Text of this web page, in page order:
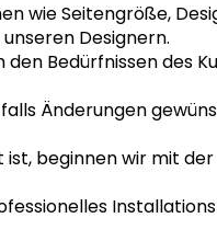
wie Seitengröße,
Designern.
Bedürfnissen des
Änderungen
beginnen wir mit